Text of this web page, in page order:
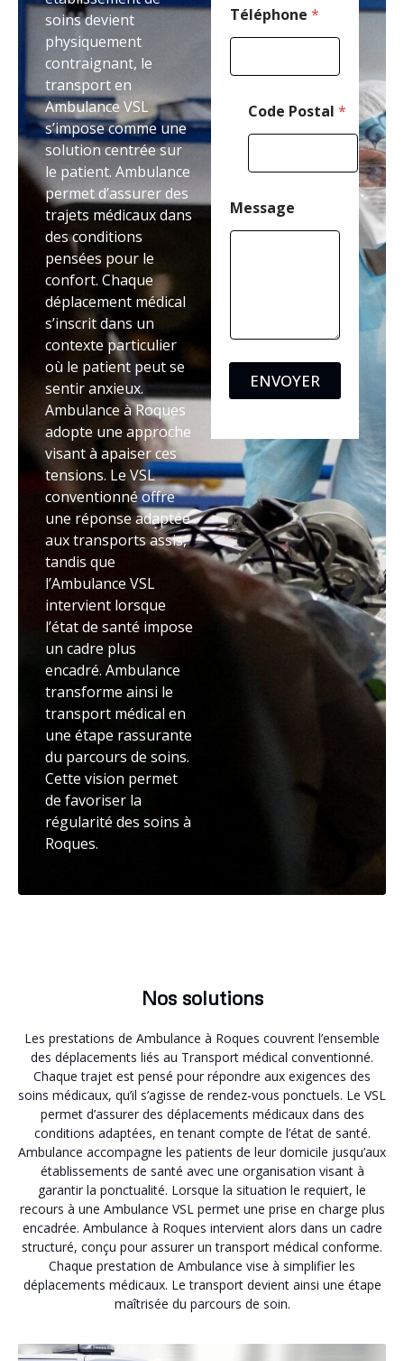
soins devient
physiquement
contraignant, le
transport en
Ambulance VSL
s’impose comme une
solution centrée sur
le patient. Ambulance
permet d’assurer des
trajets médicaux dans
des conditions
pensées pour le
confort. Chaque
déplacement médical
s’inscrit dans un
contexte particulier
où le patient peut se
sentir anxieux.
Ambulance à Roques
adopte une approche
visant à apaiser ces
tensions. Le VSL
conventionné offre
une réponse adaptée
aux transports assis,
tandis que
l’Ambulance VSL
intervient lorsque
l’état de santé impose
un cadre plus
encadré. Ambulance
transforme ainsi le
transport médical en
une étape rassurante
du parcours de soins.
Cette vision permet
de favoriser la
régularité des soins à
Roques.
Téléphone *
Code Postal *
Message
ENVOYER
Nos solutions
Les prestations de Ambulance à Roques couvrent l’ensemble
des déplacements liés au Transport médical conventionné.
Chaque trajet est pensé pour répondre aux exigences des
soins médicaux, qu’il s’agisse de rendez-vous ponctuels. Le VSL
permet d’assurer des déplacements médicaux dans des
conditions adaptées, en tenant compte de l’état de santé.
Ambulance accompagne les patients de leur domicile jusqu’aux
établissements de santé avec une organisation visant à
garantir la ponctualité. Lorsque la situation le requiert, le
recours à une Ambulance VSL permet une prise en charge plus
encadrée. Ambulance à Roques intervient alors dans un cadre
structuré, conçu pour assurer un transport médical conforme.
Chaque prestation de Ambulance vise à simplifier les
déplacements médicaux. Le transport devient ainsi une étape
maîtrisée du parcours de soin.